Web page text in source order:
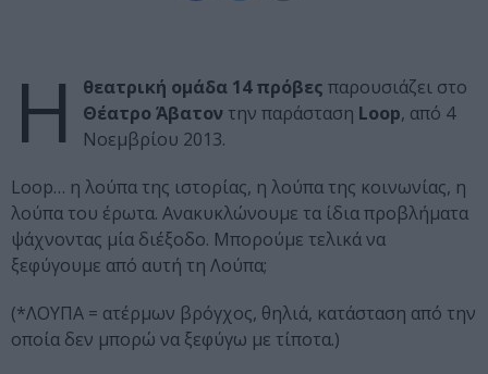
Η θεατρική ομάδα 14 πρόβες παρουσιάζει στο
Θέατρο Άβατον την παράσταση Loop, από 4
Νοεμβρίου 2013.
Loop… η λούπα της ιστορίας, η λούπα της κοινωνίας, η
λούπα του έρωτα. Ανακυκλώνουμε τα ίδια προβλήματα
ψάχνοντας μία διέξοδο. Μπορούμε τελικά να
ξεφύγουμε από αυτή τη Λούπα;
(*ΛΟΥΠΑ = ατέρμων βρόγχος, θηλιά, κατάσταση από την
οποία δεν μπορώ να ξεφύγω με τίποτα.)